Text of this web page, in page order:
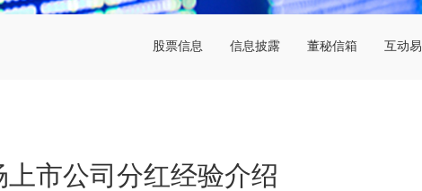
股票信息 信息披露 董秘信箱 互动易
上市公司分红经验介绍